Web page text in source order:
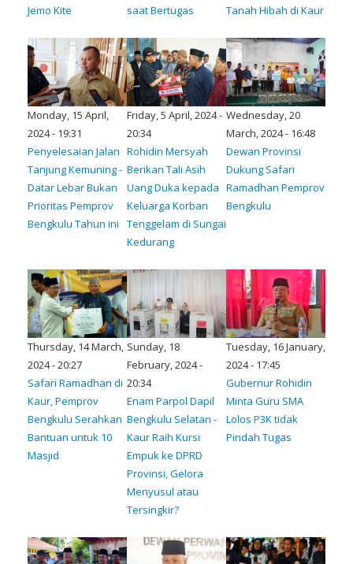
Jemo Kite
saat Bertugas
Tanah Hibah di Kaur
Monday, 15 April,
2024 - 19:31
Penyelesaian Jalan
Tanjung Kemuning -
Datar Lebar Bukan
Prioritas Pemprov
Bengkulu Tahun ini
Friday, 5 April, 2024 -
20:34
Rohidin Mersyah
Berikan Tali Asih
Uang Duka kepada
Keluarga Korban
Tenggelam di Sungai
Kedurang
Wednesday, 20
March, 2024 - 16:48
Dewan Provinsi
Dukung Safari
Ramadhan Pemprov
Bengkulu
Thursday, 14 March,
2024 - 20:27
Safari Ramadhan di
Kaur, Pemprov
Bengkulu Serahkan
Bantuan untuk 10
Masjid
Sunday, 18
February, 2024 -
20:34
Enam Parpol Dapil
Bengkulu Selatan -
Kaur Raih Kursi
Empuk ke DPRD
Provinsi, Gelora
Menyusul atau
Tersingkir?
Tuesday, 16 January,
2024 - 17:45
Gubernur Rohidin
Minta Guru SMA
Lolos P3K tidak
Pindah Tugas